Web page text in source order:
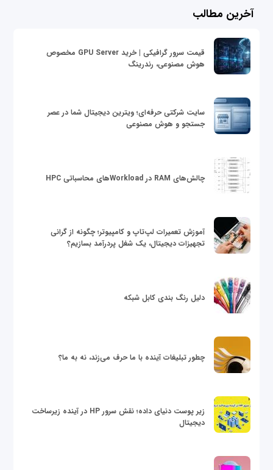
آخرین مطالب
قیمت سرور گرافیکی | خرید GPU Server مخصوص
هوش مصنوعی، رندرینگ
سایت شرکتی حرفه‌ای؛ ویترین دیجیتال شما در عصر
جستجو و هوش مصنوعی
چالش‌های RAM در Workloadهای محاسباتی HPC
آموزش تعمیرات لپ‌تاپ و کامپیوتر؛ چگونه از گرانی
تجهیزات دیجیتال، یک شغل پردرآمد بسازیم؟
دلیل رنگ بندی کابل شبکه
چطور تبلیغات آینده با ما حرف می‌زند، نه به ما؟
زیر پوست دنیای داده؛ نقش سرور HP در آینده زیرساخت
دیجیتال